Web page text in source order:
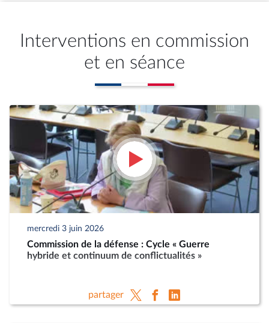
Interventions en commission
et en séance
mercredi 3 juin 2026
Commission de la défense : Cycle « Guerre
hybride et continuum de conflictualités »
partager